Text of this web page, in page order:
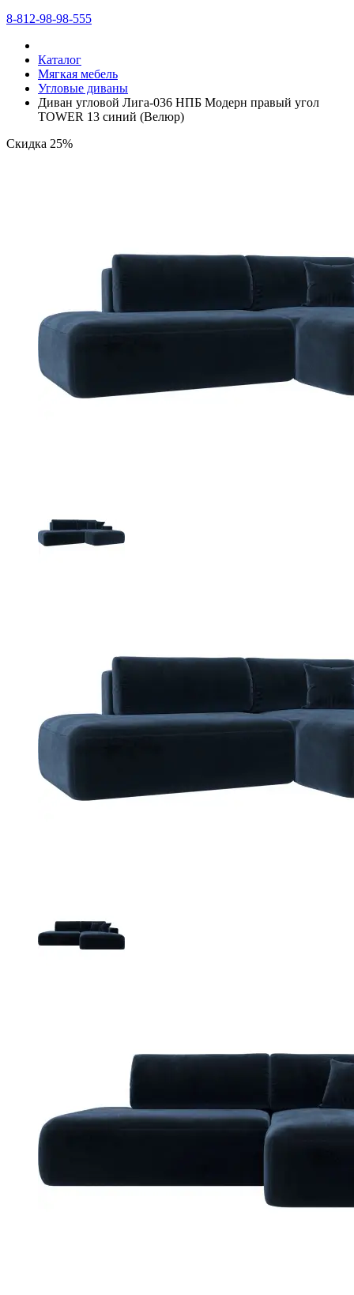
8-812-98-98-555
Каталог
Мягкая мебель
Угловые диваны
Диван угловой Лига-036 НПБ Модерн правый угол
TOWER 13 синий (Велюр)
Скидка 25%